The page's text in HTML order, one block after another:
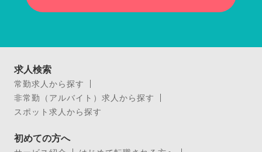
求人検索
常勤求人から探す
非常勤（アルバイト）求人から探す
スポット求人から探す
初めての方へ